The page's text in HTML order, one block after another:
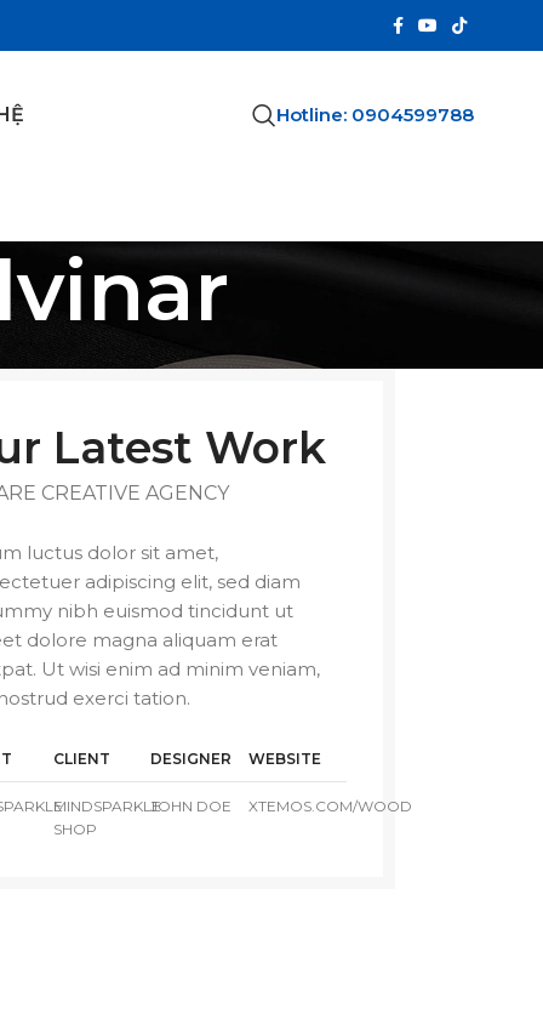
Hotline: 0904599788
Latest Work
CREATIVE AGENCY
luctus dolor sit amet,
adipiscing elit, sed diam
nibh euismod tincidunt ut
dolore magna aliquam erat
Ut wisi enim ad minim veniam,
exerci tation.
CLIENT
MINDSPARKLE
SHOP
DESIGNER
JOHN DOE
WEBSITE
XTEMOS.COM/WOOD